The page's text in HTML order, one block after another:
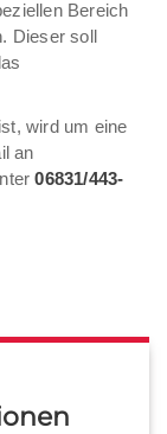
Bereich
Dieser soll
wird um eine
an
06831/443-